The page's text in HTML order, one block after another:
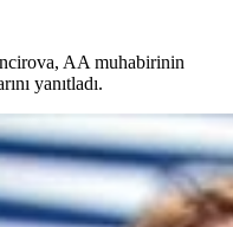
AA muhabirinin
yanıtladı.